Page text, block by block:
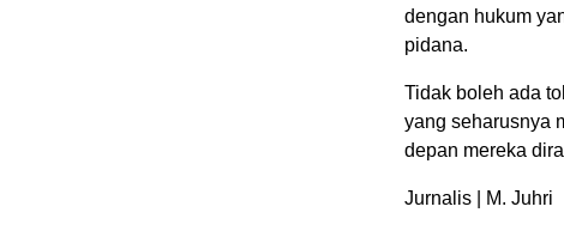
dengan hukum
pidana.
Tidak boleh ada
yang seharusnya
depan mereka
Jurnalis | M. Juhri